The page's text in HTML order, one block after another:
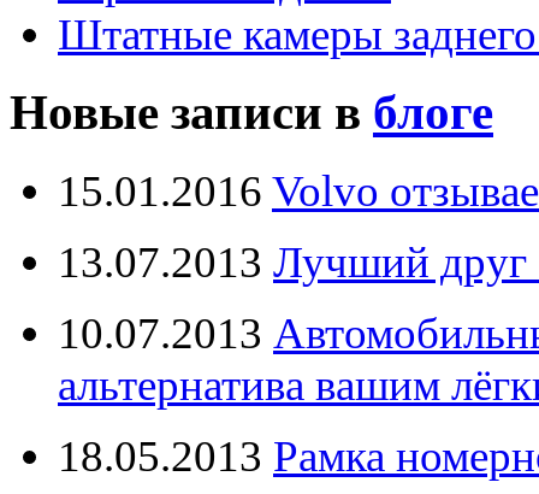
Штатные камеры
Новые записи в блоге
15.01.2016 Volvo
13.07.2013 Лучший друг
10.07.2013
альтернатива вашим
18.05.2013 Рамка